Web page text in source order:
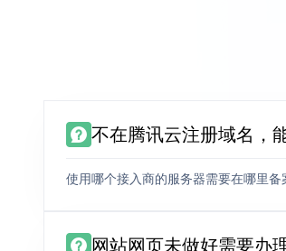
不在腾讯云注册域名，
使用哪个接入商的服务器需要在哪里备
网站网页未做好需要办